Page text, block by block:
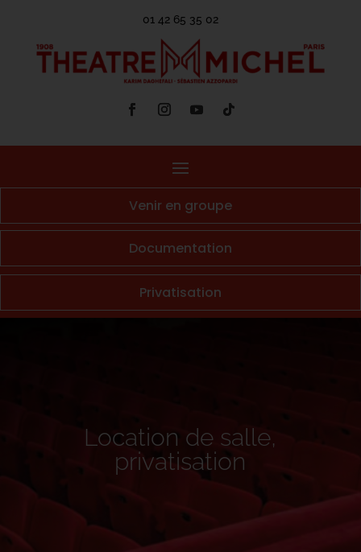
01 42 65 35 02
Venir en groupe
Documentation
Privatisation
Location de salle,
privatisation